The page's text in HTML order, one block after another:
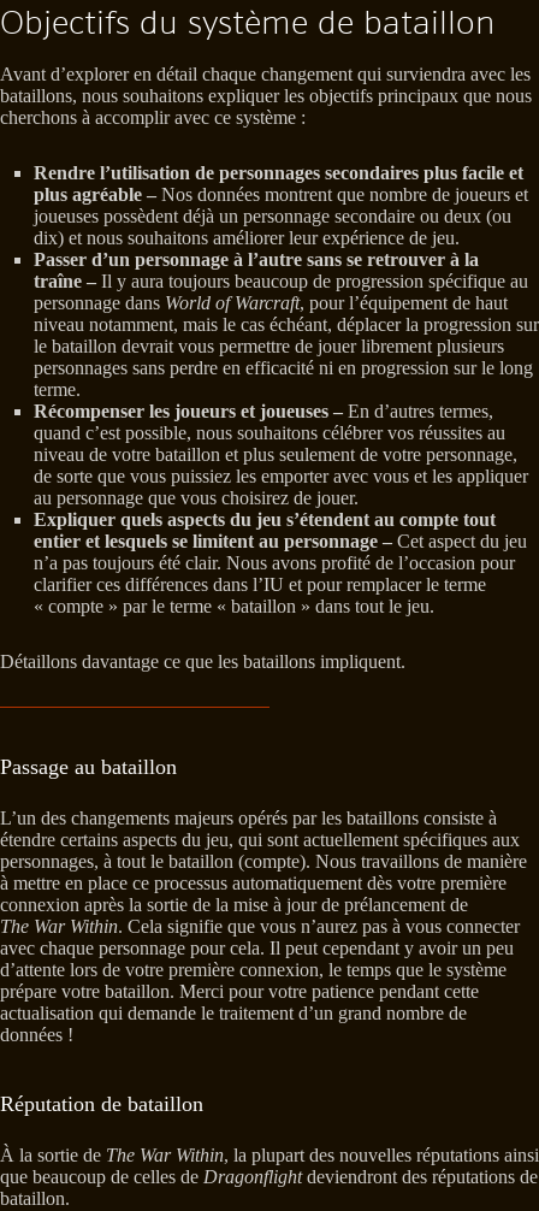
Objectifs du système de bataillon
Avant d’explorer en détail chaque changement qui surviendra avec les
bataillons, nous souhaitons expliquer les objectifs principaux que nous
cherchons à accomplir avec ce système :
Rendre l’utilisation de personnages secondaires plus facile et
plus agréable – Nos données montrent que nombre de joueurs et
joueuses possèdent déjà un personnage secondaire ou deux (ou
dix) et nous souhaitons améliorer leur expérience de jeu.
Passer d’un personnage à l’autre sans se retrouver à la
traîne – Il y aura toujours beaucoup de progression spécifique au
personnage dans World of Warcraft, pour l’équipement de haut
niveau notamment, mais le cas échéant, déplacer la progression sur
le bataillon devrait vous permettre de jouer librement plusieurs
personnages sans perdre en efficacité ni en progression sur le long
terme.
Récompenser les joueurs et joueuses – En d’autres termes,
quand c’est possible, nous souhaitons célébrer vos réussites au
niveau de votre bataillon et plus seulement de votre personnage,
de sorte que vous puissiez les emporter avec vous et les appliquer
au personnage que vous choisirez de jouer.
Expliquer quels aspects du jeu s’étendent au compte tout
entier et lesquels se limitent au personnage – Cet aspect du jeu
n’a pas toujours été clair. Nous avons profité de l’occasion pour
clarifier ces différences dans l’IU et pour remplacer le terme
« compte » par le terme « bataillon » dans tout le jeu.
Détaillons davantage ce que les bataillons impliquent.
Passage au bataillon
L’un des changements majeurs opérés par les bataillons consiste à
étendre certains aspects du jeu, qui sont actuellement spécifiques aux
personnages, à tout le bataillon (compte). Nous travaillons de manière
à mettre en place ce processus automatiquement dès votre première
connexion après la sortie de la mise à jour de prélancement de
The War Within. Cela signifie que vous n’aurez pas à vous connecter
avec chaque personnage pour cela. Il peut cependant y avoir un peu
d’attente lors de votre première connexion, le temps que le système
prépare votre bataillon. Merci pour votre patience pendant cette
actualisation qui demande le traitement d’un grand nombre de
données !
Réputation de bataillon
À la sortie de The War Within, la plupart des nouvelles réputations ainsi
que beaucoup de celles de Dragonflightdeviendront des réputations de
bataillon.